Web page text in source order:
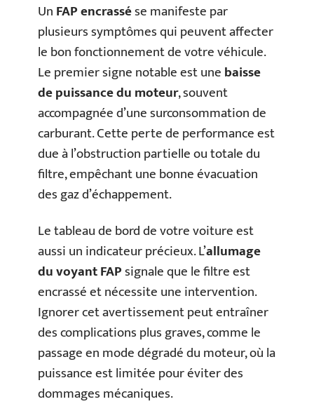
UnFAP encrassése manifeste par
plusieurs symptômes qui peuvent affecter
le bon fonctionnement de votre véhicule.
Le premier signe notable est unebaisse
de puissance du moteur, souvent
accompagnée d’une surconsommation de
carburant. Cette perte de performance est
due à l’obstruction partielle ou totale du
filtre, empêchant une bonne évacuation
des gaz d’échappement.
Le tableau de bord de votre voiture est
aussi un indicateur précieux. L’allumage
du voyant FAPsignale que le filtre est
encrassé et nécessite une intervention.
Ignorer cet avertissement peut entraîner
des complications plus graves, comme le
passage en mode dégradé du moteur, où la
puissance est limitée pour éviter des
dommages mécaniques.